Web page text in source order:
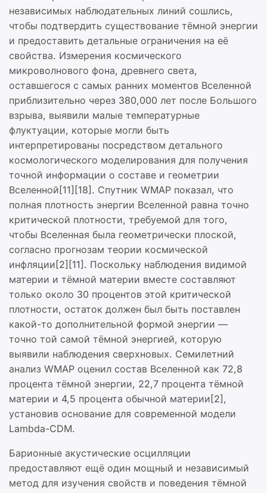
независимых наблюдательных линий сошлись,
чтобы подтвердить существование тёмной энергии
и предоставить детальные ограничения на её
свойства. Измерения космического
микроволнового фона, древнего света,
оставшегося с самых ранних моментов Вселенной
приблизительно через 380,000 лет после Большого
взрыва, выявили малые температурные
флуктуации, которые могли быть
интерпретированы посредством детального
космологического моделирования для получения
точной информации о составе и геометрии
Вселенной[11][18]. Спутник WMAP показал, что
полная плотность энергии Вселенной равна точно
критической плотности, требуемой для того,
чтобы Вселенная была геометрически плоской,
согласно прогнозам теории космической
инфляции[2][11]. Поскольку наблюдения видимой
материи и тёмной материи вместе составляют
только около 30 процентов этой критической
плотности, остаток должен был быть поставлен
какой-то дополнительной формой энергии —
точно той самой тёмной энергией, которую
выявили наблюдения сверхновых. Семилетний
анализ WMAP оценил состав Вселенной как 72,8
процента тёмной энергии, 22,7 процента тёмной
материи и 4,5 процента обычной материи[2],
установив основание для современной модели
Lambda-CDM.
Барионные акустические осцилляции
предоставляют ещё один мощный и независимый
метод для изучения свойств и поведения тёмной